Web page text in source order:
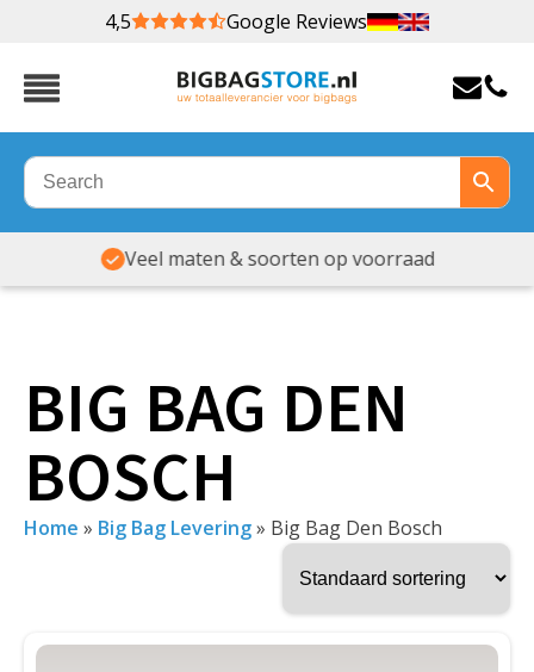
4,5 Google Reviews
Veel maten & soorten op voorraad
BIG BAG DEN
BOSCH
Home » Big Bag Levering» Big Bag Den Bosch
Dit